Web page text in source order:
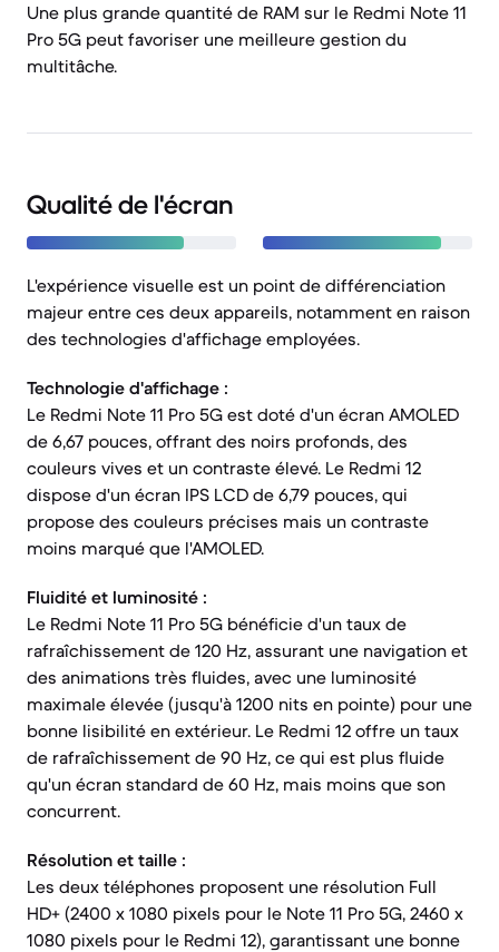
Une plus grande quantité de RAM sur le Redmi Note 11
Pro 5G peut favoriser une meilleure gestion du
multitâche.
Qualité de l'écran
L'expérience visuelle est un point de différenciation
majeur entre ces deux appareils, notamment en raison
des technologies d'affichage employées.
Technologie d'affichage :
Le Redmi Note 11 Pro 5G est doté d'un écran AMOLED
de 6,67 pouces, offrant des noirs profonds, des
couleurs vives et un contraste élevé. Le Redmi 12
dispose d'un écran IPS LCD de 6,79 pouces, qui
propose des couleurs précises mais un contraste
moins marqué que l'AMOLED.
Fluidité et luminosité :
Le Redmi Note 11 Pro 5G bénéficie d'un taux de
rafraîchissement de 120 Hz, assurant une navigation et
des animations très fluides, avec une luminosité
maximale élevée (jusqu'à 1200 nits en pointe) pour une
bonne lisibilité en extérieur. Le Redmi 12 offre un taux
de rafraîchissement de 90 Hz, ce qui est plus fluide
qu'un écran standard de 60 Hz, mais moins que son
concurrent.
Résolution et taille :
Les deux téléphones proposent une résolution Full
HD+ (2400 x 1080 pixels pour le Note 11 Pro 5G, 2460 x
1080 pixels pour le Redmi 12), garantissant une bonne